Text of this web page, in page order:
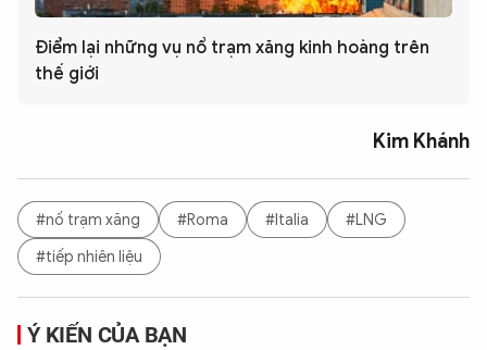
Điểm lại những vụ nổ trạm xăng kinh hoàng trên
thế giới
Kim Khánh
#nố trạm xăng #Roma #Italia
#LNG
#tiếp nhiên liệu
Ý KIẾN CỦA BẠN